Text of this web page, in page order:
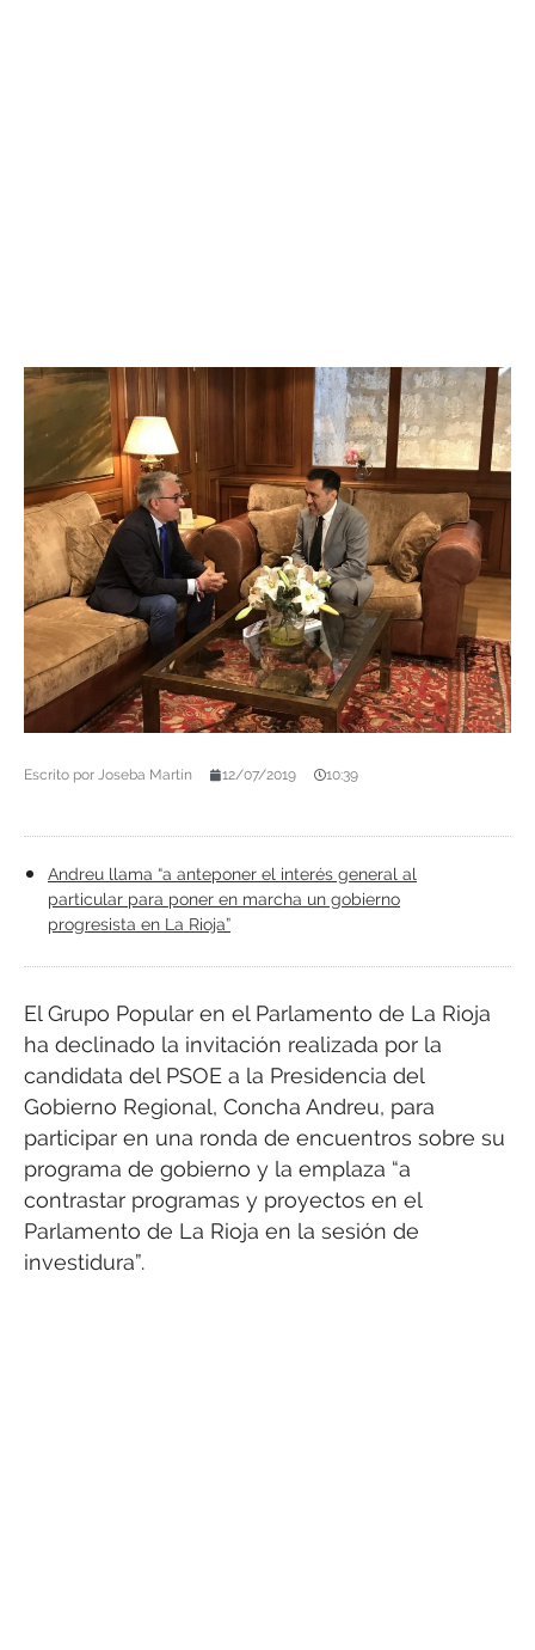
Escrito por Joseba Martín 12/07/2019 10:39
Andreu llama “a anteponer el interés general al
particular para poner en marcha un gobierno
progresista en La Rioja”
El Grupo Popular en el Parlamento de La Rioja
ha declinado la invitación realizada por la
candidata del PSOE a la Presidencia del
Gobierno Regional, Concha Andreu, para
participar en una ronda de encuentros sobre su
programa de gobierno y la emplaza “a
contrastar programas y proyectos en el
Parlamento de La Rioja en la sesión de
investidura”.